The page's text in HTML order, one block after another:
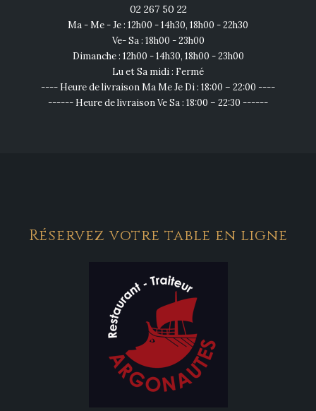
02 267 50 22
Ma - Me - Je : 12h00 - 14h30, 18h00 - 22h30
Ve- Sa : 18h00 - 23h00
Dimanche : 12h00 - 14h30, 18h00 - 23h00
Lu et Sa midi : Fermé
---- Heure de livraison Ma Me Je Di : 18:00 – 22:00 ----
------ Heure de livraison Ve Sa : 18:00 – 22:30 ------
Réservez votre table en ligne